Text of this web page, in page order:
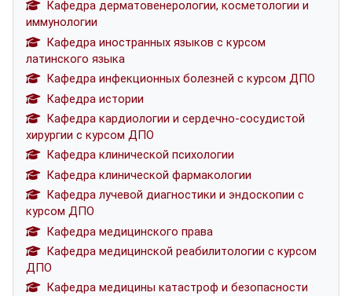
Кафедра дерматовенерологии, косметологии и
иммунологии
Кафедра иностранных языков с курсом
латинского языка
Кафедра инфекционных болезней с курсом ДПО
Кафедра истории
Кафедра кардиологии и сердечно-сосудистой
хирургии с курсом ДПО
Кафедра клинической психологии
Кафедра клинической фармакологии
Кафедра лучевой диагностики и эндоскопии с
курсом ДПО
Кафедра медицинского права
Кафедра медицинской реабилитологии с курсом
ДПО
Кафедра медицины катастроф и безопасности